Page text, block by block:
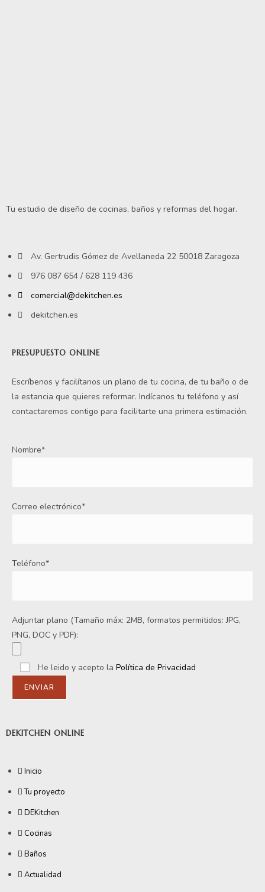
Tu estudio de diseño de cocinas, baños y reformas del hogar.
Av. Gertrudis Gómez de Avellaneda 22 50018 Zaragoza
976 087 654 / 628 119 436
comercial@dekitchen.es
dekitchen.es
PRESUPUESTO ONLINE
Escríbenos y facilítanos un plano de tu cocina, de tu baño o de
la estancia que quieres reformar. Indícanos tu teléfono y así
contactaremos contigo para facilitarte una primera estimación.
Nombre*
Correo electrónico*
Teléfono*
Adjuntar plano (Tamaño máx: 2MB, formatos permitidos: JPG,
PNG, DOC y PDF):
He leido y acepto la Política de Privacidad
DEKITCHEN ONLINE
Inicio
Tu proyecto
DEKitchen
Cocinas
Baños
Actualidad